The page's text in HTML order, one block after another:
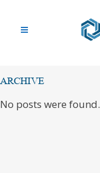
ARCHIVE
No posts were found.